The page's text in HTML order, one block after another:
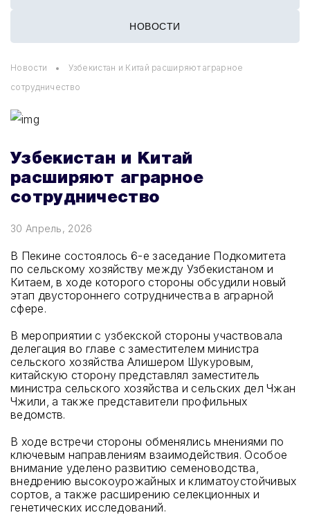
НОВОСТИ
Новости
Узбекистан и Китай расширяют аграрное
сотрудничество
Узбекистан и Китай
расширяют аграрное
сотрудничество
30 Апрель, 2026
В Пекине состоялось 6-е заседание Подкомитета
по сельскому хозяйству между Узбекистаном и
Китаем, в ходе которого стороны обсудили новый
этап двустороннего сотрудничества в аграрной
сфере.
В мероприятии с узбекской стороны участвовала
делегация во главе с заместителем министра
сельского хозяйства Алишером Шукуровым,
китайскую сторону представлял заместитель
министра сельского хозяйства и сельских дел Чжан
Чжили, а также представители профильных
ведомств.
В ходе встречи стороны обменялись мнениями по
ключевым направлениям взаимодействия. Особое
внимание уделено развитию семеноводства,
внедрению высокоурожайных и климатоустойчивых
сортов, а также расширению селекционных и
генетических исследований.